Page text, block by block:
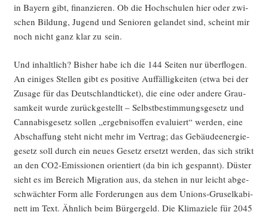
in Bay­ern gibt, finan­zie­ren. Ob die Hoch­schu­len hier oder zwi­
schen Bil­dung, Jugend und Senio­ren gelan­det sind, scheint mir
noch nicht ganz klar zu sein.
Und inhalt­lich? Bis­her habe ich die 144 Sei­ten nur über­flo­gen.
An eini­ges Stel­len gibt es posi­ti­ve Auf­fäl­lig­kei­ten (etwa bei der
Zusa­ge für das Deutsch­land­ti­cket), die eine oder ande­re Grau­
sam­keit wur­de zurück­ge­stellt – Selbst­be­stim­mungs­ge­setz und
Can­na­bis­ge­setz sol­len „ergeb­nis­of­fen eva­lu­iert“ wer­den, eine
Abschaf­fung steht nicht mehr im Ver­trag; das Gebäu­de­en­er­gie­
ge­setz soll durch ein neu­es Gesetz ersetzt wer­den, das sich strikt
an den CO2-Emis­sio­nen ori­en­tiert (da bin ich gespannt). Düs­ter
sieht es im Bereich Migra­ti­on aus, da ste­hen in nur leicht abge­
schwäch­ter Form alle For­de­run­gen aus dem Uni­ons-Gru­sel­ka­bi­
nett im Text. Ähn­lich beim Bür­ger­geld. Die Kli­ma­zie­le für 2045